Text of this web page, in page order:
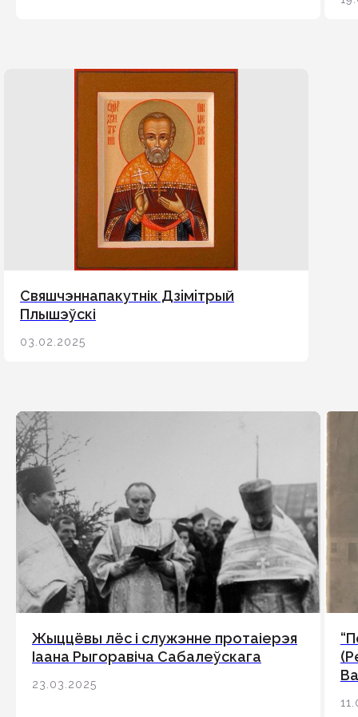
Свяшчэннапакутнік Дзiмiтрый
Плышэўскі
03.02.2025
Жыццёвы лёс і служэнне протаіерэя
Іаана Рыгоравіча Сабалеўскага
23.03.2025
епархии
Подписаться